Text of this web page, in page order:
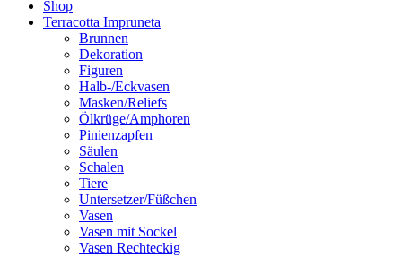
Shop
Terracotta Impruneta
Brunnen
Dekoration
Figuren
Halb-/Eckvasen
Masken/Reliefs
Ölkrüge/Amphoren
Pinienzapfen
Säulen
Schalen
Tiere
Untersetzer/Füßchen
Vasen
Vasen mit Sockel
Vasen Rechteckig